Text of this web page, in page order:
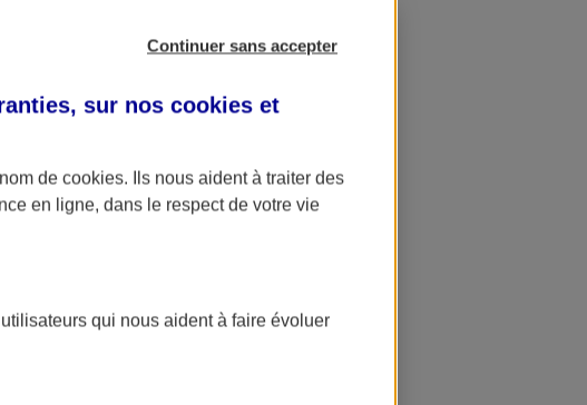
L'application AXA Banque
Continuer sans accepter
sur nos cookies et
de cookies. Ils nous aident à traiter des
en ligne, dans le respect de votre vie
qui nous aident à faire évoluer